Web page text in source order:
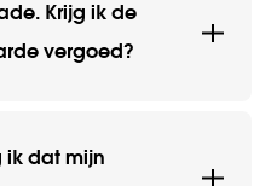
Krijg ik de
vergoed?
ik dat mijn